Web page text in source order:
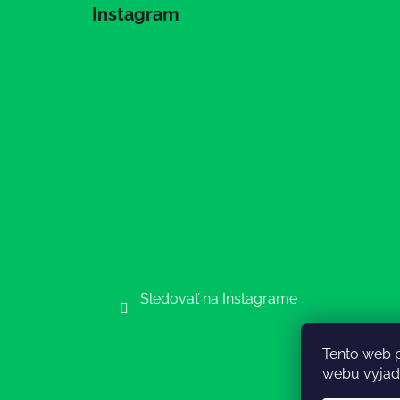
Tento web
webu
Instagram
Sledovať na Instagrame